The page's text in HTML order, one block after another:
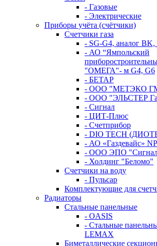
- Газовые
- Электрические
Приборы учёта (счётчики)
Счетчики газа
- SG-G4, аналог
- АО “Ямпольский
"ОМЕГА"- м G4, G6
- БЕТАР
- ООО "МЕТЭКО
- ООО "ЭЛЬСТЕР
- Сигнал
- ЦИТ-Плюс
- Счетприбор
- DIO TECH
- АО «Газдевайс»
- ООО ЭПО
- Холдинг "Беломо"
Счетчики на воду
- Пульсар
Комплектующие для
Радиаторы
Стальные панельные
- OASIS
- Стальные
LEMAX
Биметаллические